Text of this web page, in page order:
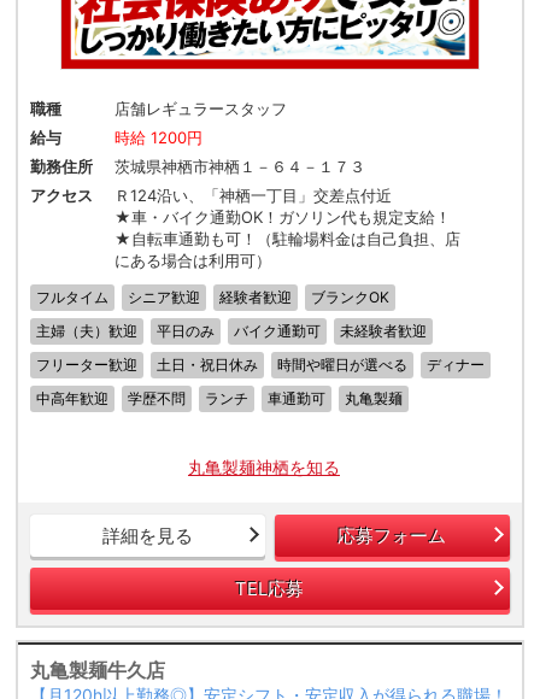
職種
店舗レギュラースタッフ
給与
時給 1200円
勤務住所
茨城県神栖市神栖１－６４－１７３
アクセス
Ｒ124沿い、「神栖一丁目」交差点付近
★車・バイク通勤OK！ガソリン代も規定支給！
★自転車通勤も可！（駐輪場料金は自己負担、店
にある場合は利用可）
フルタイム シニア歓迎 経験者歓迎
ブランクOK
主婦（夫）歓迎
平日のみ バイク通勤可
未経験者歓迎
フリーター歓迎
土日・祝日休み 時間や曜日が選べる
ディナー
中高年歓迎
学歴不問 ランチ 車通勤可 丸亀製麺
丸亀製麺神栖を知る
詳細を見る 応募フォーム
TEL応募
丸亀製麺牛久店
【月120h以上勤務◎】安定シフト・安定収入が得られる職場！